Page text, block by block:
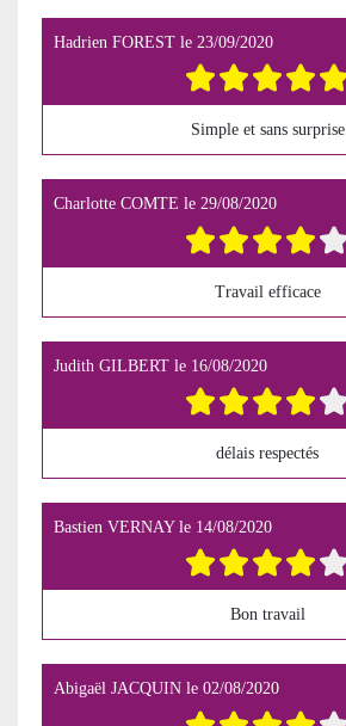
Hadrien FOREST le 23/09/2020
Simple et sans surprise
Charlotte COMTE le 29/08/2020
Travail efficace
Judith GILBERT le 16/08/2020
délais respectés
Bastien VERNAYle 14/08/2020
Bon travail
Abigaël JACQUIN le 02/08/2020